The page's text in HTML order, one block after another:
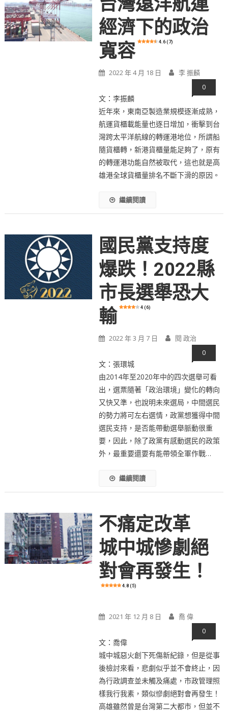
經濟下的政治
寬容
4.6 (7)
2022 年 4 月 18 日 李 振麟
0
文：李振麟
近年來，東南亞製造業規模逐漸成熟，
航運貨櫃載能量也逐日增加，衝擊到台
灣跨太平洋航線的轉運港地位，所謂船
隨貨櫃轉，新港貨櫃量能足夠了，原有
的轉運港功能自然被取代，這也就是高
雄港全球貨櫃量排名不斷下滑的原因。
繼續閱讀
國民黨支持度
爆跌！2022縣
市長選舉恐大
輸
4 (6)
2022 年 3 月 7 日 閱 政治
0
文：張環城
由2014年至2020年中的四次選舉可看
出，選票隨著「政治環境」變化的轉向
又快又準，也說明未來選局，中間選民
的勢力將可左右選情，政黨想獲得中間
選民支持，是否能帶動選舉脈動很重
要，因此，除了政黨有感動選民的政策
外，最重要還要有能帶領全軍作戰…
繼續閱讀
不痛定改革
城中城慘劇絕
對會再發生！
4.8 (5)
2021 年 12 月 8 日 喬 偉
0
文：喬偉
城中城惡火創下死傷新紀錄，但是從事
後檢討來看，悲劇似乎並不會終止，因
為行政調查並未觸及痛處，市政管理照
樣我行我素，類似慘劇絕對會再發生！
高雄雖然曾是台灣第二大都市，但並不